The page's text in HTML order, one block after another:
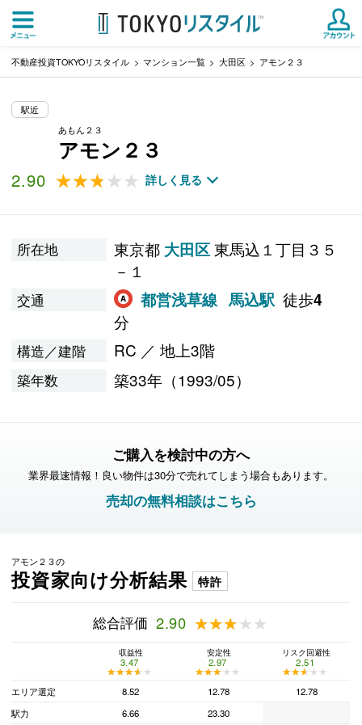
不動産投資TOKYOリスタイル マンション一覧 大田区 アモン２３
駅近
あもん２３
アモン２３
2.90 ★★★★★
★★★★★ 詳しく見る
所在地 東京都 大田区東馬込１丁目３５
－１
交通 都営浅草線 馬込駅 徒歩4
分
構造／建階 RC ／ 地上3階
築年数 築33年（1993/05）
ご購入を検討中の方へ
業界最速情報！良い物件は30分で売れてしまう場合もあります。
売却の無料相談はこちら
アモン２３の
投資家向け分析結果 特許
総合評価 2.90 ★★★★★
★★★★★
収益性
3.47
★★★★★
★★★★★
安定性
2.97
★★★★★
★★★★★
リスク回避性
2.51
★★★★★
★★★★★
エリア選定
8.52 12.78
12.78
駅力
6.66
23.30